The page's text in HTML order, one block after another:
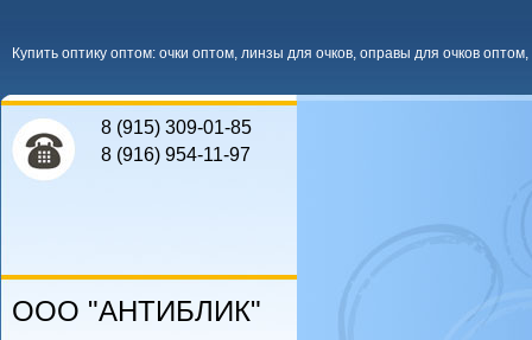
Купить оптику оптом: очки оптом, линзы для очков, оправы для очков оптом,
8 (915) 309-01-85
8 (916) 954-11-97
ООО "АНТИБЛИК"